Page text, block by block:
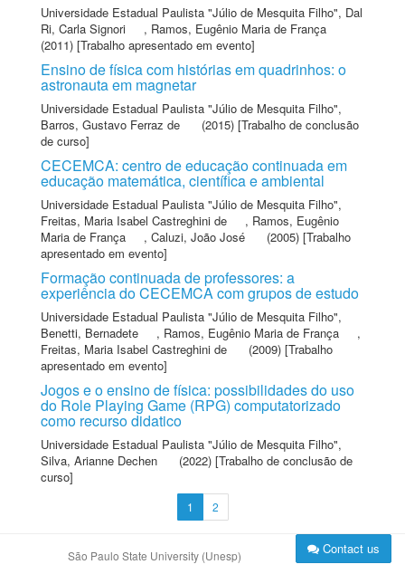
Universidade Estadual Paulista "Júlio de Mesquita Filho", Dal
Ri, Carla Signori
, Ramos, Eugênio Maria de França
(2011) [Trabalho apresentado em evento]
Ensino de física com histórias em quadrinhos: o
astronauta em magnetar
Universidade Estadual Paulista "Júlio de Mesquita Filho",
Barros, Gustavo Ferraz de
(2015) [Trabalho de conclusão
de curso]
CECEMCA: centro de educação continuada em
educação matemática, científica e ambiental
Universidade Estadual Paulista "Júlio de Mesquita Filho",
Freitas, Maria Isabel Castreghini de
, Ramos, Eugênio
Maria de França
, Caluzi, João José
(2005) [Trabalho
apresentado em evento]
Formação continuada de professores: a
experiência do CECEMCA com grupos de estudo
Universidade Estadual Paulista "Júlio de Mesquita Filho",
Benetti, Bernadete
, Ramos, Eugênio Maria de França
,
Freitas, Maria Isabel Castreghini de
(2009) [Trabalho
apresentado em evento]
Jogos e o ensino de física: possibilidades do uso
do Role Playing Game (RPG) computatorizado
como recurso didatico
Universidade Estadual Paulista "Júlio de Mesquita Filho",
Silva, Arianne Dechen
(2022) [Trabalho de conclusão de
curso]
1 2
São Paulo State University (Unesp) Contact us